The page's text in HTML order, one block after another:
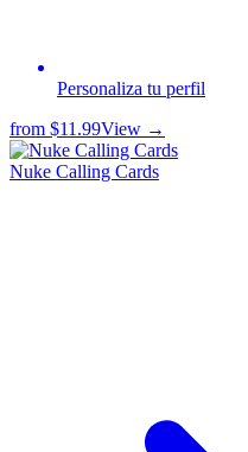
Personaliza tu perfil
from $11.99View →
Nuke Calling Cards